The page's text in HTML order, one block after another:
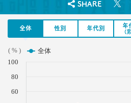
2021.02.25
オンラインで「我が家の食
SHARE
全体 性別 年代別 年
(
( % ) 全体
60
80
100